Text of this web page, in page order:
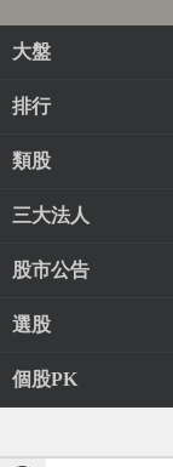
大盤
排行
類股
三大法人
股市公告
選股
個股PK